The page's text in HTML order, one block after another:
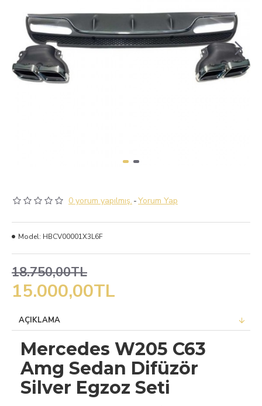
0 yorum yapılmış. -Yorum Yap
15.000,00TL
18.750,00TL
Model: HBCV00001X3L6F
AÇIKLAMA
Mercedes W205 C63
Amg Sedan Difüzör
Silver Egzoz Seti